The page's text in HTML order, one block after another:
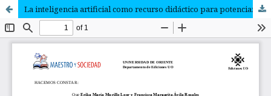
La inteligencia artificial como recurso didáctico para potenciar el aprendizaje creativo en educación cultural y artística